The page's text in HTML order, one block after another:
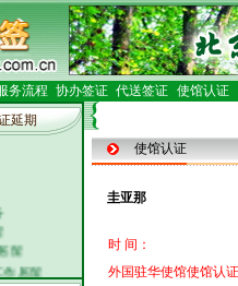
务流程 协办签证 代送签证 使馆认证
延期
留
居留
使馆认证
圭亚那
时 间：
外国驻华使馆使馆认